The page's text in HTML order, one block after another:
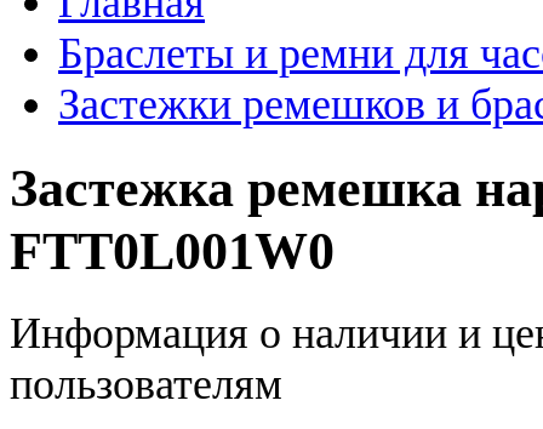
Браслеты и ремни для
Застежки ремешков и
Застежка ремешка
FTT0L001W0
Информация о наличии и
пользователям